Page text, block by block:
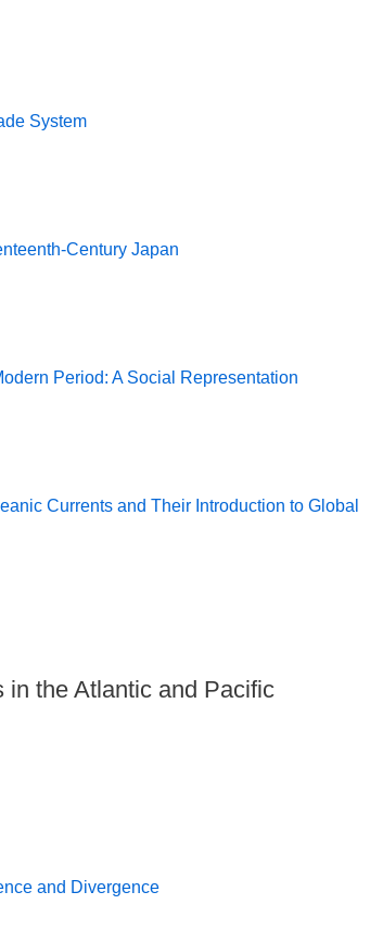
System
Century Japan
Period: A Social Representation
Currents and Their Introduction to Global
in the Atlantic and Pacific
and Divergence